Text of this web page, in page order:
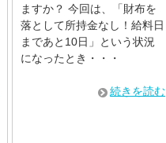
ますか？ 今回は、「財布を
落として所持金なし！給料日
まであと10日」という状況
になったとき・・・
続きを読む